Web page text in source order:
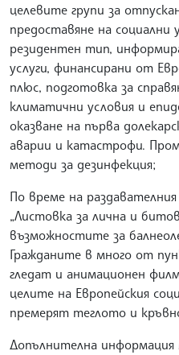
целевите групи за
предоставяне на
резидентен тип,
услуги, финансирани от
плюс, подготовка за
климатични условия и
оказване на първа
аварии и катастрофи.
методи за дезинфекция;
По време на
„Листовка за лична и
възможностите за
Гражданите в много от
гледат и анимационен
целите на Европейския
премерят теглото и
Допълнителна